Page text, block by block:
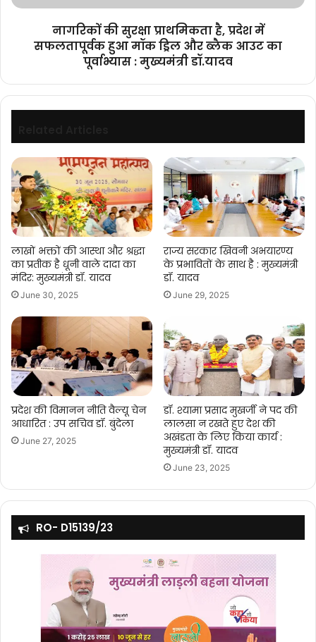
हुआ
का
पूर्वाभ्यास
डॉ.यादव
नागरिकों की सुरक्षा प्राथमिकता है, प्रदेश में
सफलतापूर्वक हुआ मॉक ड्रिल और ब्लैक आउट का
पूर्वाभ्यास : मुख्यमंत्री डॉ.यादव
लाखों भक्तों की आस्था और श्रद्धा
का प्रतीक है धूनी वाले दादा का
मंदिर: मुख्यमंत्री डॉ. यादव
June 30, 2025
राज्य सरकार खिवनी अभयारण्य
के प्रभावितों के साथ है : मुख्यमंत्री
डॉ. यादव
June 29, 2025
प्रदेश की विमानन नीति वैल्यू चेन
आधारित : उप सचिव डॉ. बुंदेला
June 27, 2025
डॉ. श्यामा प्रसाद मुखर्जी ने पद की
लालसा न रखते हुए देश की
अखंडता के लिए किया कार्य :
मुख्यमंत्री डॉ. यादव
June 23, 2025
RO- D15139/23